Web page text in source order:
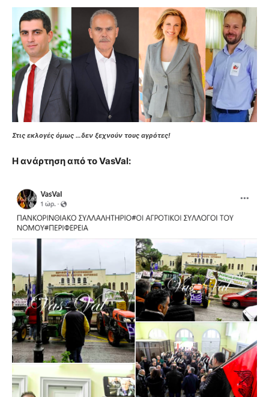
Στις εκλογές όμως …δεν ξεχνούν τους αγρότες!
Η ανάρτηση από το VasVal: